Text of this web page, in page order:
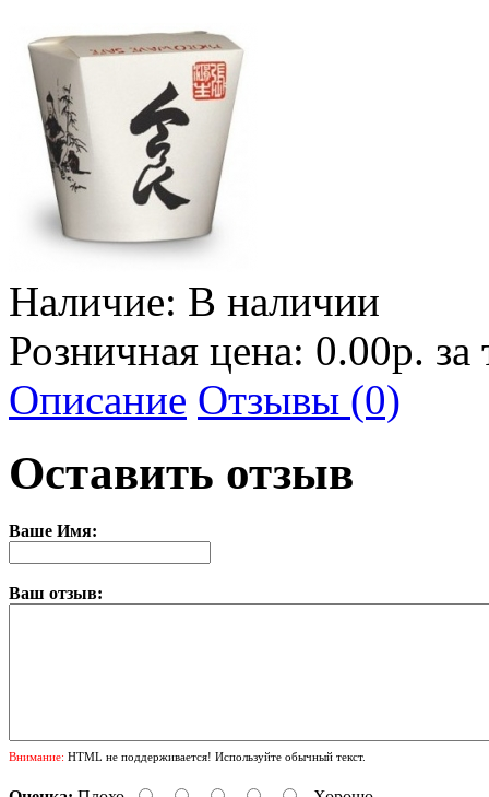
Наличие: В наличии
Розничная цена: 0.00р.
Описание Отзывы (0)
Оставить отзыв
Ваше Имя:
Ваш отзыв:
Внимание: HTML не поддерживается! Используйте обычный текст.